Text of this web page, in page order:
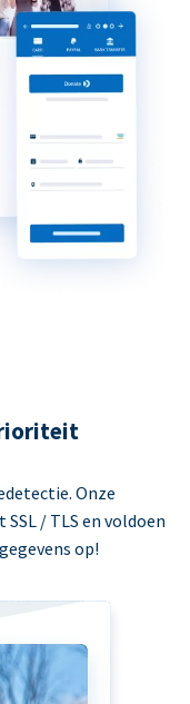
Onze
/ TLS en voldoen
op!